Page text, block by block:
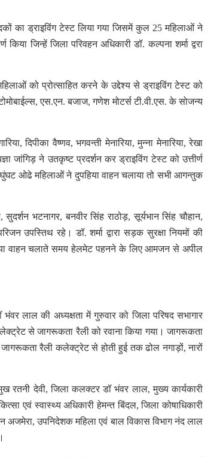
का ड्राइविंग टेस्ट लिया गया जिसमें कुल 25 महिलाओं ने
जिन्हें जिला परिवहन अधिकारी डॉ. कल्पना शर्मा द्वरा
महिलाओं को प्रोत्साहित करने के उद्देश्य से ड्राइविंग टेस्ट को
एस.एन. बजाज, गणेश मोटर्स टी.वी.एस. के सोजन्य
दिपीका वैष्णव, भगवन्ती मेनारिया, मुन्ना मेनारिया, रेखा
जांगिड़ ने उतकृष्ट प्रदर्शन कर ड्राइविंग टेस्ट को उत्तीर्ण
ओढे महिलाओं ने दुपहिया वाहन चलाया तो सभी आगन्तुक
भटनागर, बनवीर सिंह राठोड़, सूर्यभान सिंह चौहान,
उपस्तिथ रहे। डॉ. शर्मा द्वारा सड़क सुरक्षा नियमों की
वाहन चलाते समय हेलमेट पहनने के लिए आमजन से अपील
लाल की अध्यक्षता में गुरुवार को जिला परिषद सभागार
से जागरूकता रैली को रवाना किया गया। जागरूकता
रैली कलेक्ट्रेट से होती हुई तक ढोल नगाड़ों, नारों
रतनी देवी, जिला कलक्टर डॉ भंवर लाल, मुख्य कार्यकारी
एवं स्वास्थ्य अधिकारी हेमन्त बिंदल, जिला कोषाधिकारी
अजमेरा, उपनिदेशक महिला एवं बाल विकास विभाग नंद लाल